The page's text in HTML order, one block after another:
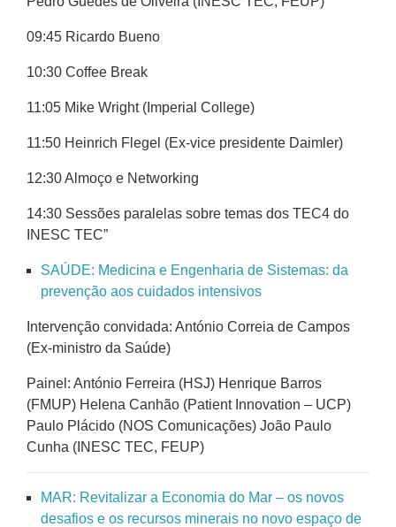
09:45 Ricardo Bueno
10:30 Coffee Break
11:05 Mike Wright (Imperial College)
11:50 Heinrich Flegel (Ex-vice presidente Daimler)
12:30 Almoço e Networking
14:30 Sessões paralelas sobre temas dos TEC4 do
INESC TEC”
SAÚDE: Medicina e Engenharia de Sistemas: da
prevenção aos cuidados intensivos
Intervenção convidada: António Correia de Campos
(Ex-ministro da Saúde)
Painel: António Ferreira (HSJ) Henrique Barros
(FMUP) Helena Canhão (Patient Innovation – UCP)
Paulo Plácido (NOS Comunicações) João Paulo
Cunha (INESC TEC, FEUP)
MAR: Revitalizar a Economia do Mar – os novos
desafios e os recursos minerais no novo espaço de